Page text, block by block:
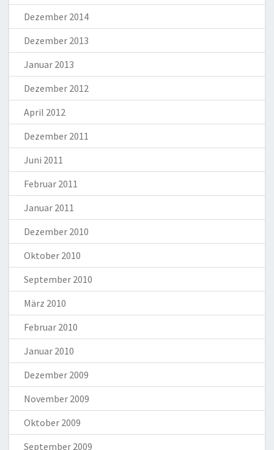
Dezember 2014
Dezember 2013
Januar 2013
Dezember 2012
April 2012
Dezember 2011
Juni 2011
Februar 2011
Januar 2011
Dezember 2010
Oktober 2010
September 2010
März 2010
Februar 2010
Januar 2010
Dezember 2009
November 2009
Oktober 2009
September 2009